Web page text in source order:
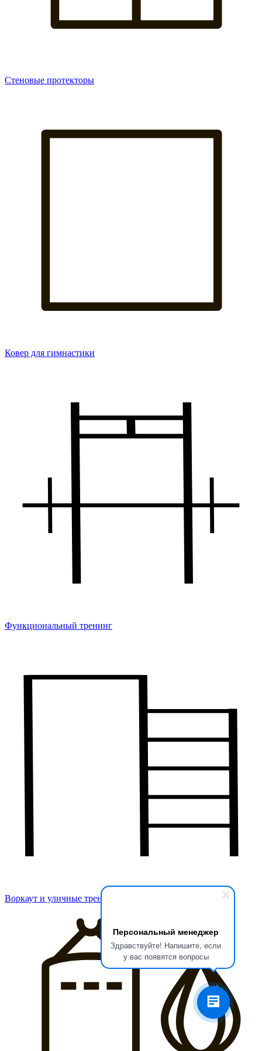
Персональный менеджер
Здравствуйте! Напишите, если
у вас появятся вопросы
Стеновые протекторы
Ковер для гимнастики
Функциональный тренинг
Воркаут и уличные тренажеры